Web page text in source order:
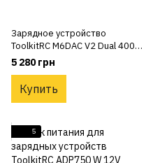
Зарядное устройство
ToolkitRC M6DAC V2 Dual 400W
16A 1-6S со встроенным
блоком питания
5 280 грн
Купить
5